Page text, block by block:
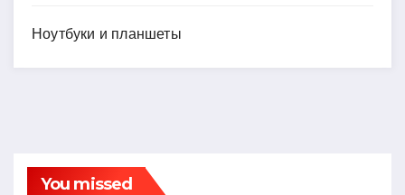
Ноутбуки и планшеты
You missed